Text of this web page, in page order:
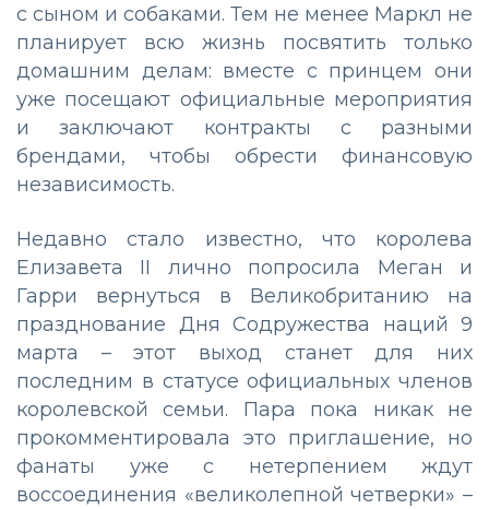
с сыном и собаками. Тем не менее Маркл не
планирует всю жизнь посвятить только
домашним делам: вместе с принцем они
уже посещают официальные мероприятия
и заключают контракты с разными
брендами, чтобы обрести финансовую
независимость.
Недавно стало известно, что королева
Елизавета II лично попросила Меган и
Гарри вернуться в Великобританию на
празднование Дня Содружества наций 9
марта – этот выход станет для них
последним в статусе официальных членов
королевской семьи. Пара пока никак не
прокомментировала это приглашение, но
фанаты уже с нетерпением ждут
воссоединения «великолепной четверки» –